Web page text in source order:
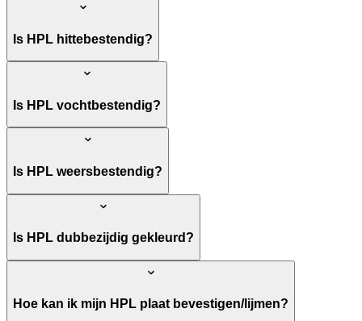
Is HPL hittebestendig?
Is HPL vochtbestendig?
Is HPL weersbestendig?
Is HPL dubbezijdig gekleurd?
Hoe kan ik mijn HPL plaat bevestigen/lijmen?